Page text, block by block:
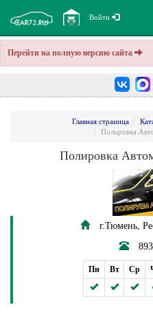
Перейти на полную версию сайта
Войти
Главная страница
Полировка
Полировка
г.Тюмень,
Пн Вт Ср